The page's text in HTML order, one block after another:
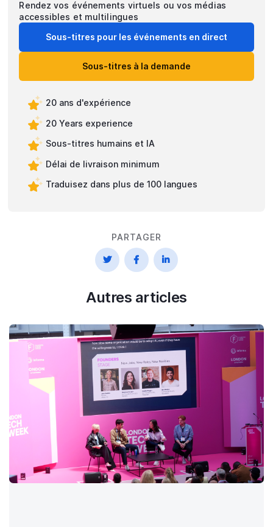
Rendez vos événements virtuels ou vos médias
accessibles et multilingues
Sous-titres pour les événements en direct
Sous-titres à la demande
20 ans d'expérience
20 Years experience
Sous-titres humains et IA
Délai de livraison minimum
Traduisez dans plus de 100 langues
PARTAGER
  
Autres articles